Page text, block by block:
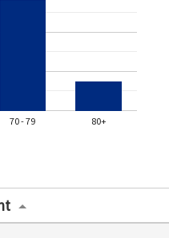
70 - 79 80+